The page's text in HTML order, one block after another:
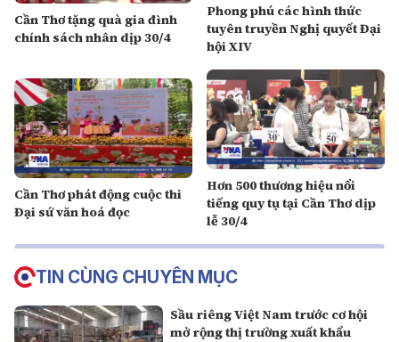
Cần Thơ tặng quà gia đình
chính sách nhân dịp 30/4
Phong phú các hình thức
tuyên truyền Nghị quyết Đại
hội XIV
Cần Thơ phát động cuộc thi
Đại sứ văn hoá đọc
Hơn 500 thương hiệu nổi
tiếng quy tụ tại Cần Thơ dịp
lễ 30/4
TIN CÙNG CHUYÊN MỤC
Sầu riêng Việt Nam trước cơ hội
mở rộng thị trường xuất khẩu